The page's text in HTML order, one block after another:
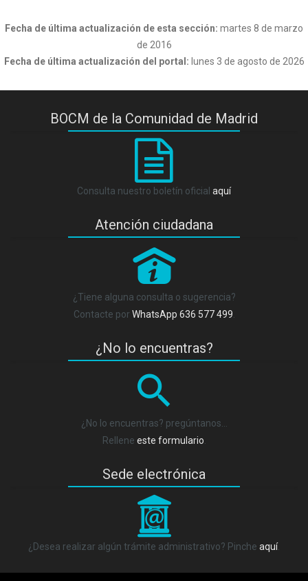
Fecha de última actualización de esta sección: martes 8 de marzo
de 2016
Fecha de última actualización del portal: lunes 3 de agosto de 2026
BOCM de la Comunidad de Madrid
Consulta nuestro boletín oficial aquí
Atención ciudadana
P
¿Tiene alguna consulta o sugerencia?
Contacte por WhatsApp 636 577 499
¿No lo encuentras?
¿No lo encuentras? pregúntanos…
Rellene este formulario
Sede electrónica
_
¿Desea realizar algún trámite administrativo? Pinche aquí.